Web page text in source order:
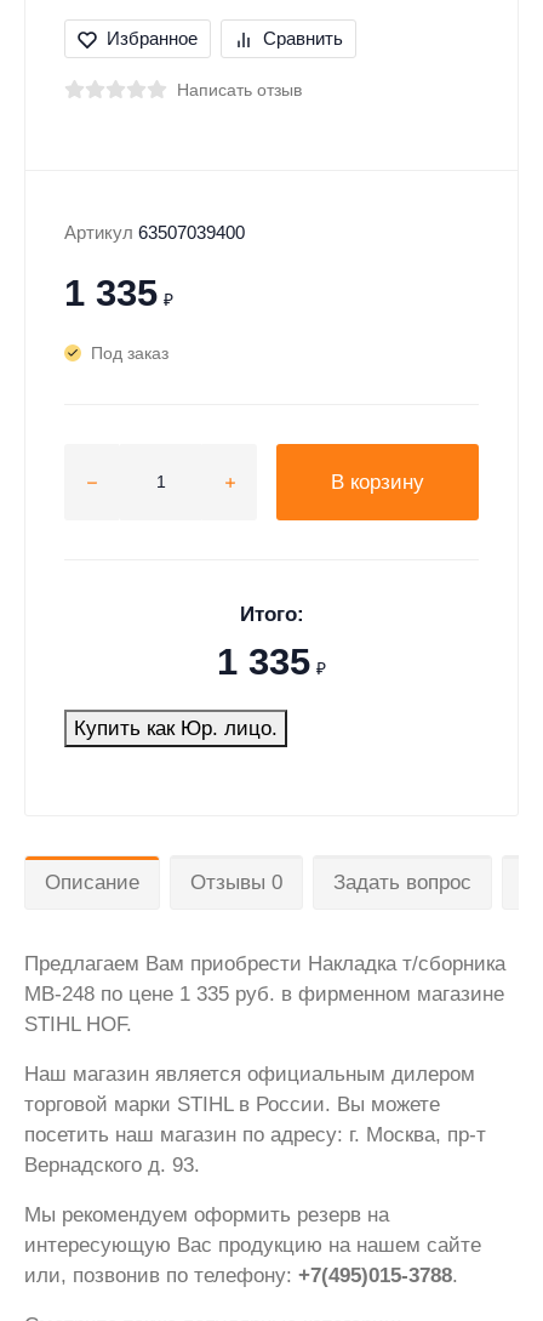
Избранное Сравнить
Написать отзыв
Артикул 63507039400
1 335 ₽
Под заказ
В корзину
Итого:
1 335 ₽
Купить как Юр. лицо.
Описание Отзывы 0 Задать вопрос
Предлагаем Вам приобрести Накладка т/сборника
МB-248 по цене 1 335 руб. в фирменном магазине
STIHL HOF.
Наш магазин является официальным дилером
торговой марки STIHL в России. Вы можете
посетить наш магазин по адресу: г. Москва, пр-т
Вернадского д. 93.
Мы рекомендуем оформить резерв на
интересующую Вас продукцию на нашем сайте
или, позвонив по телефону: +7(495)015-3788.